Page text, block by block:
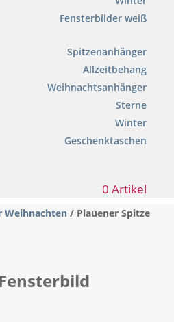
Fensterbilder weiß
Spitzenanhänger
Allzeitbehang
Weihnachtsanhänger
Sterne
Winter
Geschenktaschen
0 Artikel
Weihnachten / Plauener Spitze